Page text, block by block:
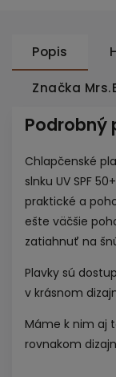
Popis
Značka
Podrobný
Chlapčenské
slnku UV SPF
praktické a
ešte väčšie
zatiahnuť na
Plavky sú
v krásnom
Máme k nim aj
rovnakom